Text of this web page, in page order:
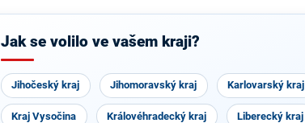
Jak se volilo ve vašem kraji?
Jihočeský kraj Jihomoravský kraj Karlovarský kraj
Kraj Vysočina Královéhradecký kraj Liberecký kraj